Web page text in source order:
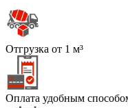
Отгрузка от 1 м³
Оплата удобным